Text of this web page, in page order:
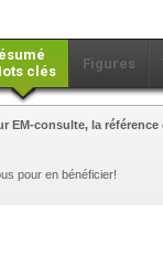
clés
Figures
EM-consulte, la
pour en bénéficier!